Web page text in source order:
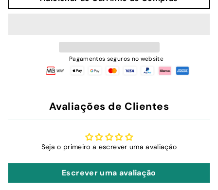
Pagamentos seguros no website
Avaliações de Clientes
Seja o primeiro a escrever uma avaliação
Escrever uma avaliação